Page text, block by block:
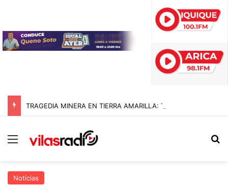
Menú
Noticias